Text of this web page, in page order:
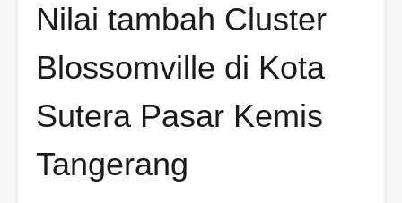
Nilai tambah Cluster
Blossomville di Kota
Sutera Pasar Kemis
Tangerang